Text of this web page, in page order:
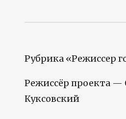
Рубрика «Режиссер
Режиссёр проекта —
Куксовский